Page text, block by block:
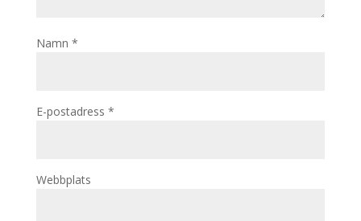
Namn *
E-postadress *
Webbplats